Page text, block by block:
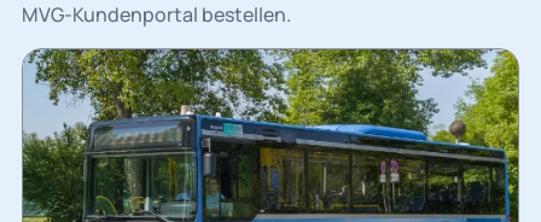
MVG-Kundenportal bestellen.